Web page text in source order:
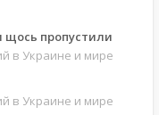
щось пропустили
в Украине и мире
в Украине и мире